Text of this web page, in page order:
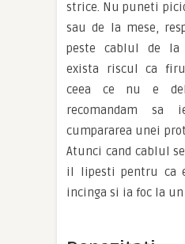
strice. Nu puneti
sau de la mese,
peste cablul de la
exista riscul ca
ceea ce nu e
recomandam
cumpararea unei
Atunci cand cablul
il lipesti pentru ca
incinga si ia foc la